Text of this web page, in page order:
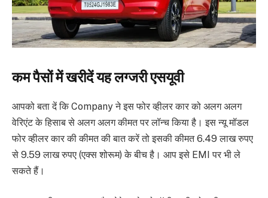
कम पैसों में खरीदें यह लग्जरी एसयूवी
आपको बता दें कि Company ने इस फोर व्हीलर कार को अलग अलग
वेरिएंट के हिसाब से अलग अलग कीमत पर लॉन्च किया है। इस न्यू मॉडल
फोर व्हीलर कार की कीमत की बात करें तो इसकी कीमत 6.49 लाख रुपए
से 9.59 लाख रुपए (एक्स शोरूम) के बीच है। आप इसे EMI पर भी ले
सकते हैं।